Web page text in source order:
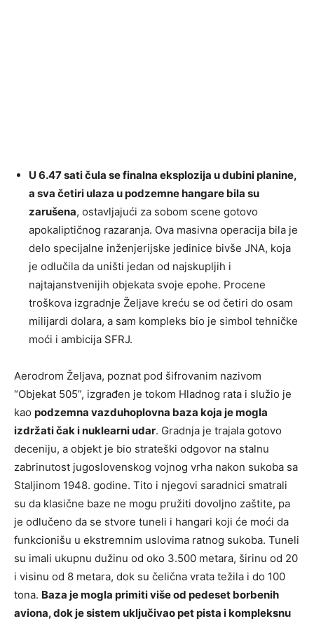
U 6.47 sati čula se finalna eksplozija u dubini planine,
a sva četiri ulaza u podzemne hangare bila su
zarušena, ostavljajući za sobom scene gotovo
apokaliptičnog razaranja. Ova masivna operacija bila je
delo specijalne inženjerijske jedinice bivše JNA, koja
je odlučila da uništi jedan od najskupljih i
najtajanstvenijih objekata svoje epohe. Procene
troškova izgradnje Željave kreću se od četiri do osam
milijardi dolara, a sam kompleks bio je simbol tehničke
moći i ambicija SFRJ.
Aerodrom Željava, poznat pod šifrovanim nazivom
“Objekat 505”, izgrađen je tokom Hladnog rata i služio je
kao podzemna vazduhoplovna baza koja je mogla
izdržati čak i nuklearni udar. Gradnja je trajala gotovo
deceniju, a objekt je bio strateški odgovor na stalnu
zabrinutost jugoslovenskog vojnog vrha nakon sukoba sa
Staljinom 1948. godine. Tito i njegovi saradnici smatrali
su da klasične baze ne mogu pružiti dovoljno zaštite, pa
je odlučeno da se stvore tuneli i hangari koji će moći da
funkcionišu u ekstremnim uslovima ratnog sukoba. Tuneli
su imali ukupnu dužinu od oko 3.500 metara, širinu od 20
i visinu od 8 metara, dok su čelična vrata težila i do 100
tona. Baza je mogla primiti više od pedeset borbenih
aviona, dok je sistem uključivao pet pista i kompleksnu